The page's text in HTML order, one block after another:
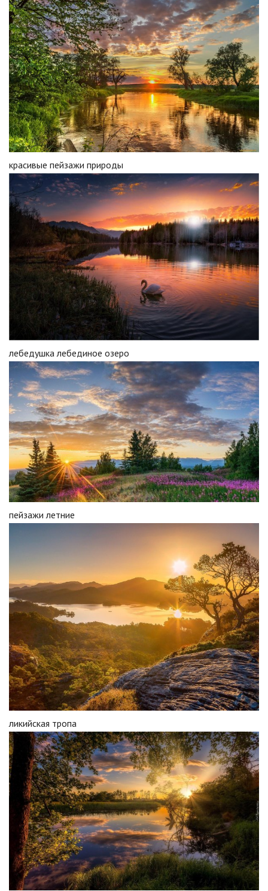
красивые пейзажи природы
лебедушка лебединое озеро
пейзажи летние
ликийская тропа